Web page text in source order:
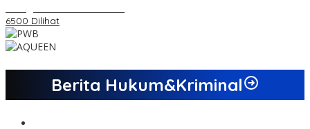
6500 Dilihat
Berita Hukum&Kriminal